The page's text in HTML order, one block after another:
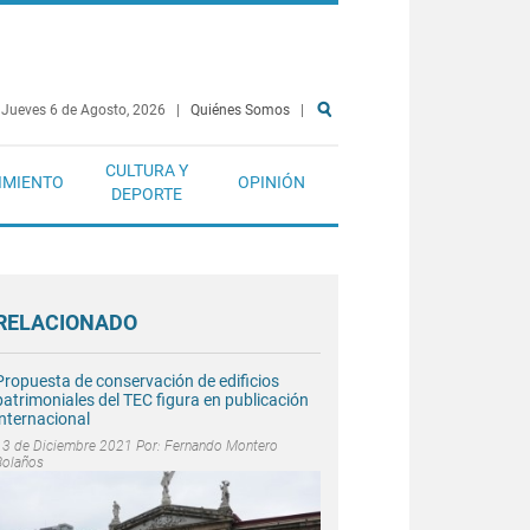
Jueves 6 de Agosto, 2026 Quiénes Somos
CULTURA Y
DEPORTE
OPINIÓN
de conservación de edificios
del TEC figura en publicación
de Diciembre 2021 Por: Fernando Montero